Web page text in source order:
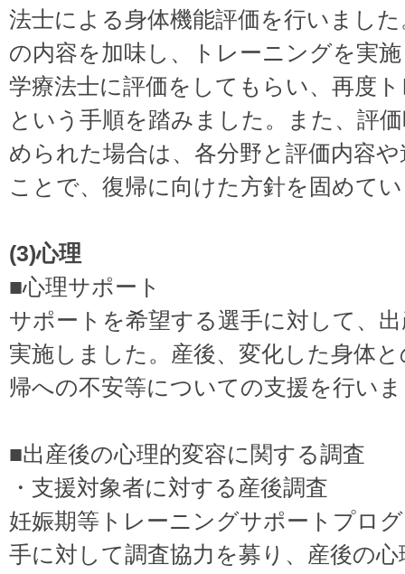
法士による身体機能評価を行いまし
の内容を加味し、トレーニングを実
学療法士に評価をしてもらい、再度
という手順を踏みました。また、評
められた場合は、各分野と評価内容
ことで、復帰に向けた方針を固めて
(3)心理
■心理サポート
サポートを希望する選手に対して、
実施しました。産後、変化した身体
帰への不安等についての支援を行い
■出産後の心理的変容に関する調査
・支援対象者に対する産後調査
妊娠期等トレーニングサポートプロ
手に対して調査協力を募り、産後の